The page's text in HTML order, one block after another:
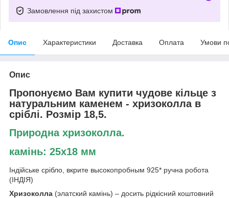
Замовлення під захистом
Опис Характеристики Доставка Оплата Умови
Опис
Пропонуємо Вам купити чудове кільце з
натуральним каменем - хризоколла в
сріблі. Розмір 18,5.
Природна хризоколла.
камінь: 25х18 мм
Індійське срібло, вкрите высокопробным 925* ручна робота
(ІНДІЯ)
Хризоколла (элатский камінь) – досить рідкісний коштовний